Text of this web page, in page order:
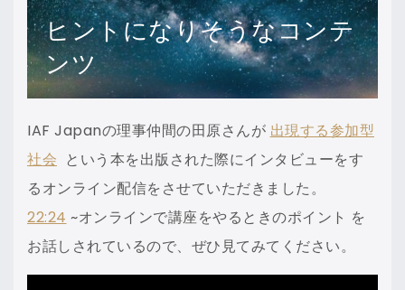
ヒントになりそうなコンテ
ンツ
IAF Japanの理事仲間の田原さんが 出現する参加型
社会 という本を出版された際にインタビューをす
るオンライン配信をさせていただきました。
22:24 ~オンラインで講座をやるときのポイント を
お話しされているので、ぜひ見てみてください。